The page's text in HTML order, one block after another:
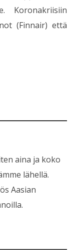
Koronakriisiin
(Finnair) että
aina ja koko
lähellä.
Aasian